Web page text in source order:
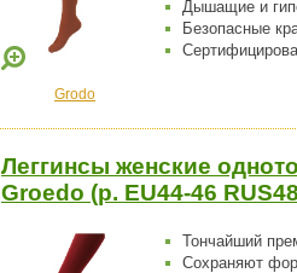
Дышащие и
Безопасные
Grodo
Леггинсы женские
Groedo (р. EU44-46
Тончайший
Сохраняют